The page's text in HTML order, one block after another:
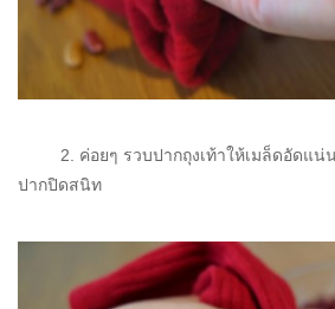
2. ค่อยๆ รวบปากถุงเท้าให้เมล็ดอัดแน่น
ปากปิดสนิท